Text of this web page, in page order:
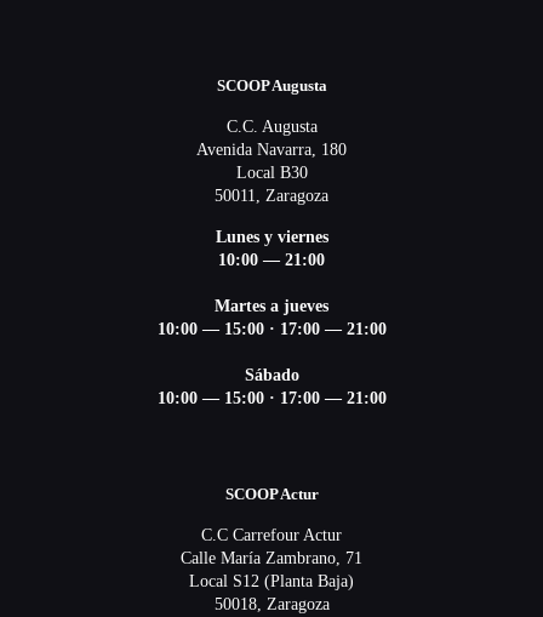
SCOOP Augusta
C.C. Augusta
Avenida Navarra, 180
Local B30
50011, Zaragoza
Lunes y viernes
10:00 — 21:00
Martes a jueves
10:00 — 15:00 · 17:00 — 21:00
Sábado
10:00 — 15:00 · 17:00 — 21:00
SCOOP Actur
C.C Carrefour Actur
Calle María Zambrano, 71
Local S12 (Planta Baja)
50018, Zaragoza